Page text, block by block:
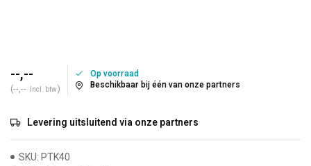
--,--
(--,-- Incl. btw)
Op voorraad
Beschikbaar bij één van onze partners
Levering uitsluitend via onze partners
SKU: PTK40